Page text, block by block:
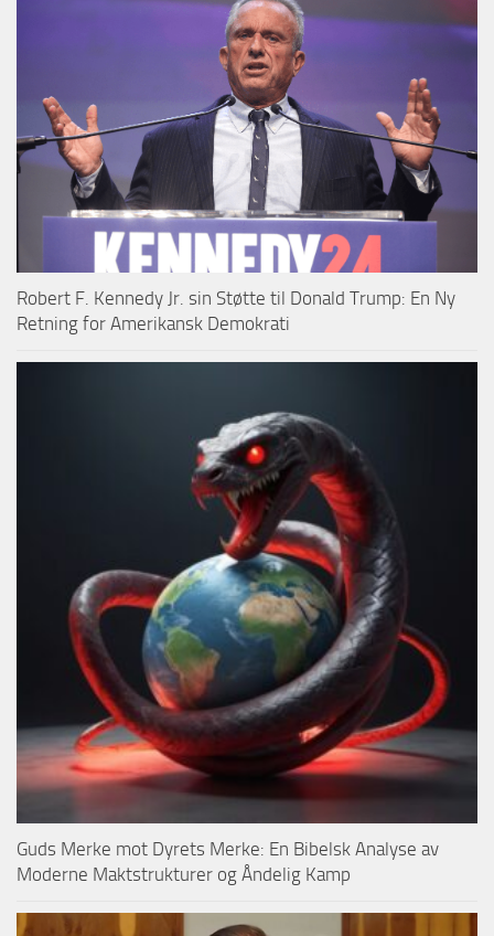
Robert F. Kennedy Jr. sin Støtte til Donald Trump: En Ny
Retning for Amerikansk Demokrati
Guds Merke mot Dyrets Merke: En Bibelsk Analyse av
Moderne Maktstrukturer og Åndelig Kamp